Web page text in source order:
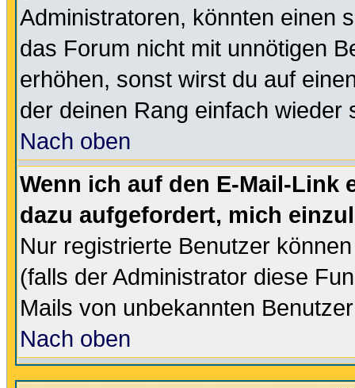
Administratoren, könnten einen
das Forum nicht mit unnötigen
erhöhen, sonst wirst du auf
der deinen Rang einfach wieder
Nach oben
Wenn ich auf den E-Mail-Link
dazu aufgefordert, mich
Nur registrierte Benutzer
(falls der Administrator diese
Mails von unbekannten
Nach oben